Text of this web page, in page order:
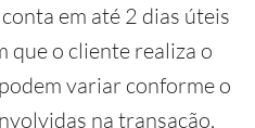
em até 2 dias úteis
que o cliente realiza o
variar conforme o
na transação,